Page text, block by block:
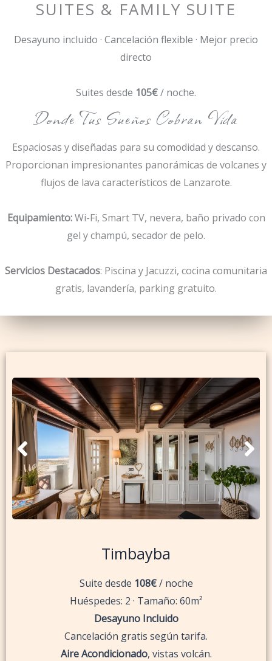
SUITES & FAMILY SUITE
Desayuno incluido · Cancelación flexible · Mejor precio
directo
Suites desde 105€/ noche.
Donde Tus Sueños Cobran Vida
Espaciosas y diseñadas para su comodidad y descanso.
Proporcionan impresionantes panorámicas de volcanes y
flujos de lava característicos de Lanzarote.
Equipamiento:Wi-Fi, Smart TV, nevera, baño privado con
gel y champú, secador de pelo.
Servicios Destacados: Piscina y Jacuzzi, cocina comunitaria
gratis, lavandería, parking gratuito.
Timbayba
Suite desde 108€/ noche
Huéspedes: 2 · Tamaño: 60m²
Desayuno Incluido
Cancelación gratis según tarifa.
Aire Acondicionado, vistas volcán.